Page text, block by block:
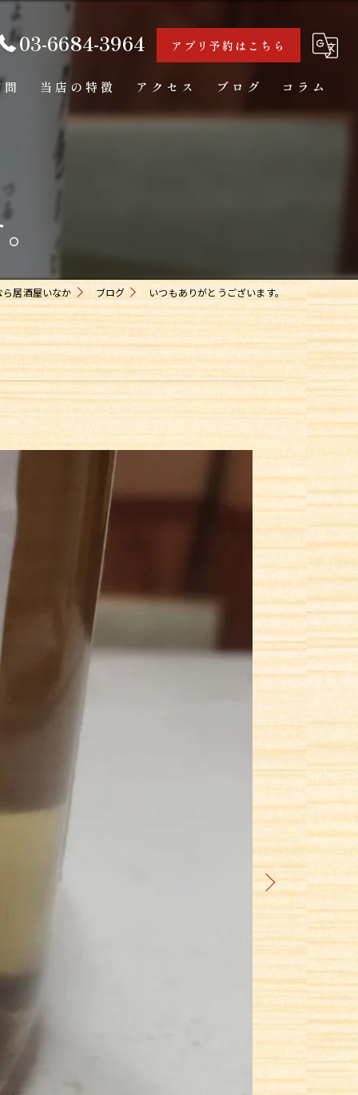
03-6684-3964 アプリ予約はこちら
当店の特徴
カウンター
一人飲み
お通し
アクセス ブログ コラム
居酒屋いなか ブログ いつもありがとうございます。